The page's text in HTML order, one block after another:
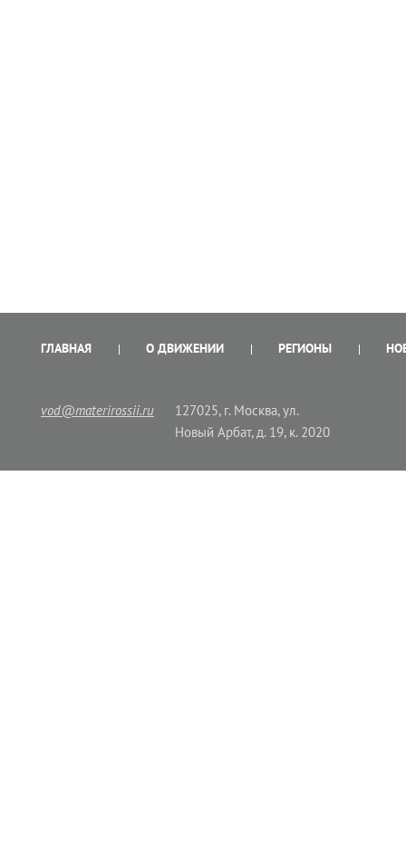
ГЛАВНАЯ О ДВИЖЕНИИ РЕГИОНЫ
vod@materirossii.ru
127025, г. Москва, ул.
Новый Арбат, д. 19, к. 2020